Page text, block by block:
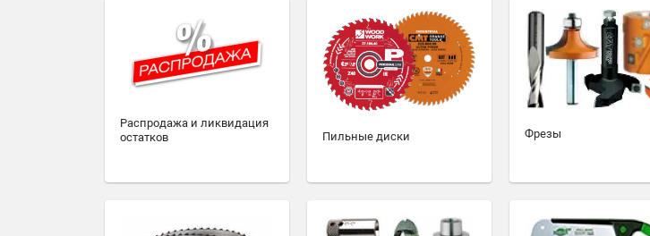
Распродажа и ликвидация
остатков
Пильные диски Фрезы